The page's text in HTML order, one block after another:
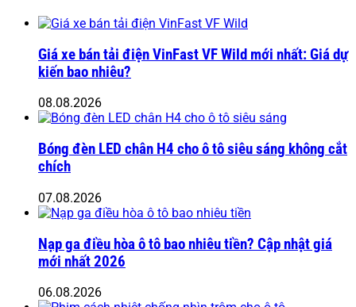
Giá xe bán tải điện VinFast VF Wild mới nhất: Giá dự
kiến bao nhiêu?
08.08.2026
Bóng đèn LED chân H4 cho ô tô siêu sáng không cắt
chích
07.08.2026
Nạp ga điều hòa ô tô bao nhiêu tiền? Cập nhật giá
mới nhất 2026
06.08.2026